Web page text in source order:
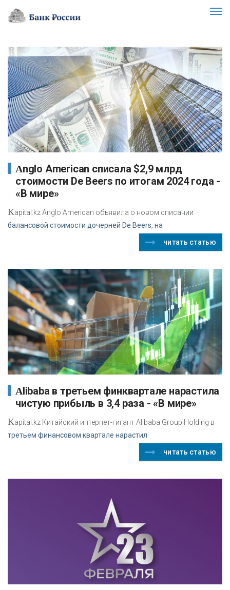
Anglo American списала $2,9 млрд
стоимости De Beers по итогам 2024 года -
«В мире»
Kapital.kz Anglo American объявила о новом списании
балансовой стоимости дочерней De Beers, на
читать статью
Alibaba в третьем финквартале нарастила
чистую прибыль в 3,4 раза - «В мире»
Kapital.kz Китайский интернет-гигант Alibaba Group Holding в
третьем финансовом квартале нарастил
читать статью